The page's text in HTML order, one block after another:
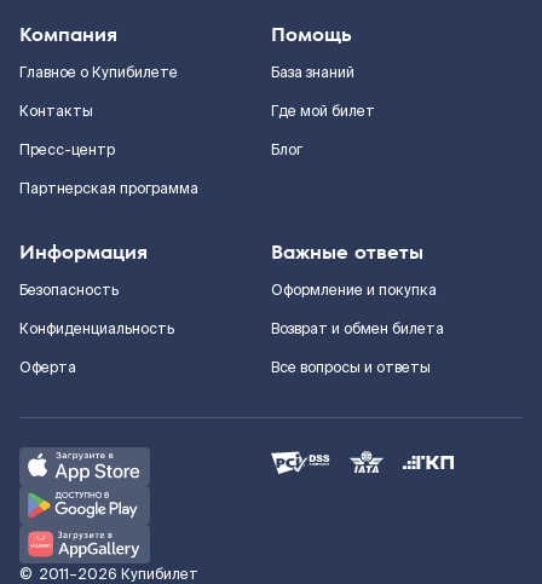
Компания
Главное о Купибилете
Контакты
Пресс-центр
Партнерская программа
Помощь
База знаний
Где мой билет
Блог
Информация
Безопасность
Конфиденциальность
Оферта
Важные ответы
Оформление и покупка
Возврат и обмен билета
Все вопросы и ответы
© 2011–2026 Купибилет